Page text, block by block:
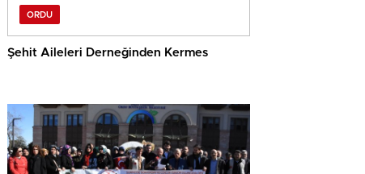
ORDU
Şehit Aileleri Derneğinden Kermes